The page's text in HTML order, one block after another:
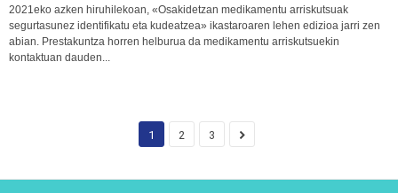
2021eko azken hiruhilekoan, «Osakidetzan medikamentu arriskutsuak
segurtasunez identifikatu eta kudeatzea» ikastaroaren lehen edizioa jarri zen
abian. Prestakuntza horren helburua da medikamentu arriskutsuekin
kontaktuan dauden...
1 2 3